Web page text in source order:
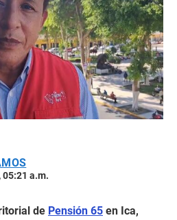
a.m.
de Pensión 65 en Ica,